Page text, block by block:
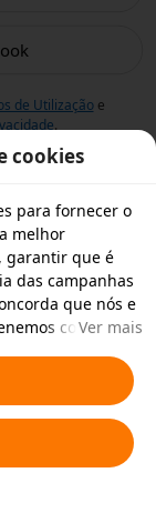
de Utilizaçãoe
.
cookies
para fornecer o
melhor
garantir que é
das campanhas
que nós e
cookies e
cookies não
pretende
cookies" abaixo
privacidade.
Política relativa
Ver mais